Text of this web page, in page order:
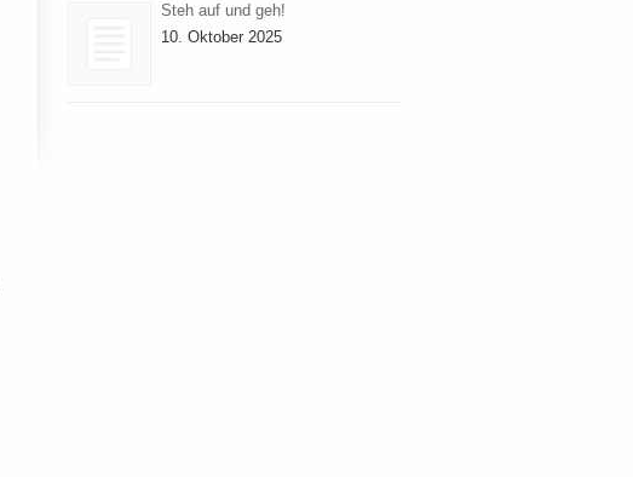
Steh auf und geh!
10. Oktober 2025